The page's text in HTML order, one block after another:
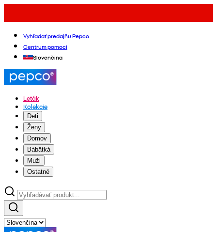
Vyhľadať predajňu Pepco
Centrum pomoci
Slovenčina
Leták
Kolekcie
Deti
Ženy
Domov
Bábätká
Muži
Ostatné